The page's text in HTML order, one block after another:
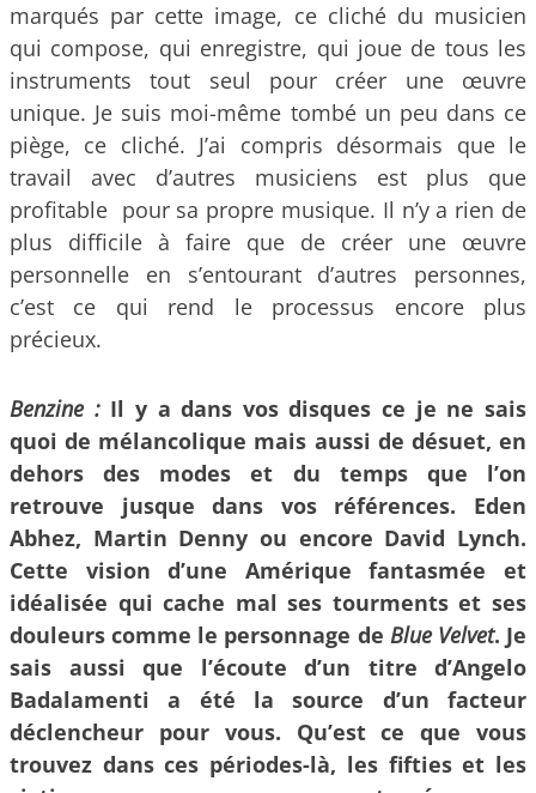
marqués par cette image, ce cliché du musicien
qui compose, qui enregistre, qui joue de tous les
instruments tout seul pour créer une œuvre
unique. Je suis moi-même tombé un peu dans ce
piège, ce cliché. J’ai compris désormais que le
travail avec d’autres musiciens est plus que
profitable pour sa propre musique. Il n’y a rien de
plus difficile à faire que de créer une œuvre
personnelle en s’entourant d’autres personnes,
c’est ce qui rend le processus encore plus
précieux.
Benzine : Il y a dans vos disques ce je ne sais
quoi de mélancolique mais aussi de désuet, en
dehors des modes et du temps que l’on
retrouve jusque dans vos références. Eden
Abhez, Martin Denny ou encore David Lynch.
Cette vision d’une Amérique fantasmée et
idéalisée qui cache mal ses tourments et ses
douleurs comme le personnage de Blue Velvet. Je
sais aussi que l’écoute d’un titre d’Angelo
Badalamenti a été la source d’un facteur
déclencheur pour vous. Qu’est ce que vous
trouvez dans ces périodes-là, les fifties et les